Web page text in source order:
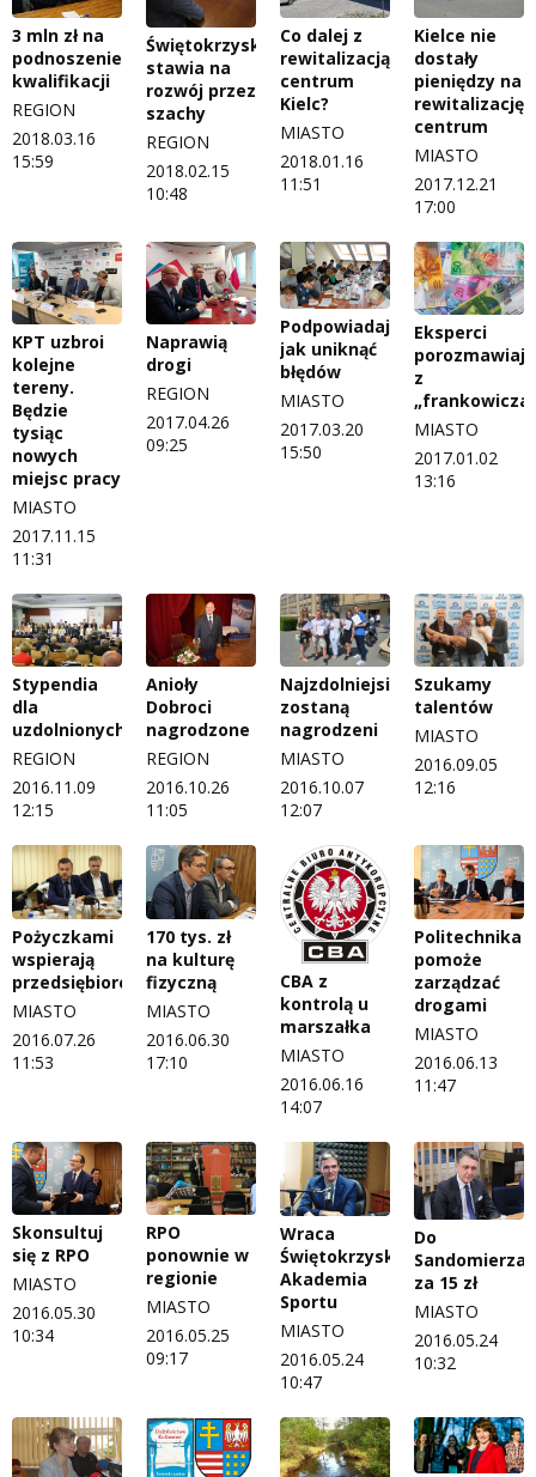
3 mln zł na
podnoszenie
kwalifikacji
REGION
2018.03.16
15:59
Świętokrzyskie
stawia na
rozwój przez
szachy
REGION
2018.02.15
10:48
Co dalej z
rewitalizacją
centrum
Kielc?
MIASTO
2018.01.16
11:51
Kielce nie
dostały
pieniędzy na
rewitalizację
centrum
MIASTO
2017.12.21
17:00
KPT uzbroi
kolejne
tereny.
Będzie
tysiąc
nowych
miejsc pracy
MIASTO
2017.11.15
11:31
Naprawią
drogi
REGION
2017.04.26
09:25
Podpowiadają,
jak uniknąć
błędów
MIASTO
2017.03.20
15:50
Eksperci
porozmawiają
z
MIASTO
2017.01.02
13:16
Stypendia
dla
uzdolnionych
REGION
2016.11.09
12:15
Anioły
Dobroci
nagrodzone
REGION
2016.10.26
11:05
Najzdolniejsi
zostaną
nagrodzeni
MIASTO
2016.10.07
12:07
Szukamy
talentów
MIASTO
2016.09.05
12:16
Pożyczkami
wspierają
przedsiębiorców
MIASTO
2016.07.26
11:53
170 tys. zł
na kulturę
fizyczną
MIASTO
2016.06.30
17:10
CBA z
kontrolą u
marszałka
MIASTO
2016.06.16
14:07
Politechnika
pomoże
zarządzać
drogami
MIASTO
2016.06.13
11:47
Skonsultuj
się z RPO
MIASTO
2016.05.30
10:34
RPO
ponownie w
regionie
MIASTO
2016.05.25
09:17
Wraca
Świętokrzyska
Akademia
Sportu
MIASTO
2016.05.24
10:47
Do
Sandomierza
za 15 zł
MIASTO
2016.05.24
10:32